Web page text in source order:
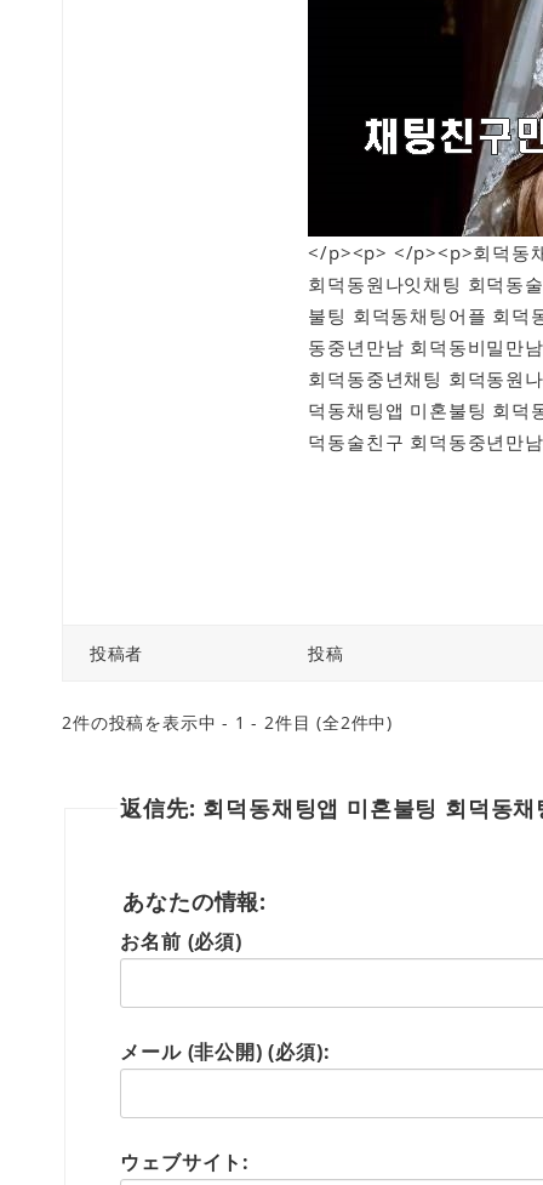
</p><p> </p><p>회덕동
회덕동원나잇채팅 회덕동
불팅 회덕동채팅어플 회덕
동중년만남 회덕동비밀만
회덕동중년채팅 회덕동원
덕동채팅앱 미혼불팅 회덕
덕동술친구 회덕동중년만
投稿者 投稿
2件の投稿を表示中 - 1 - 2件目 (全2件中)
返信先: 회덕동채팅앱 미혼불팅 회덕동채
あなたの情報:
お名前 (必須)
メール (非公開) (必須):
ウェブサイト: